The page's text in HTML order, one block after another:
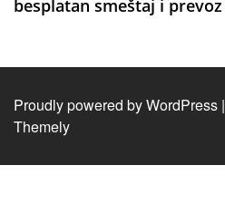
besplatan smeštaj i prevoz
Proudly powered by WordPress |
Themely